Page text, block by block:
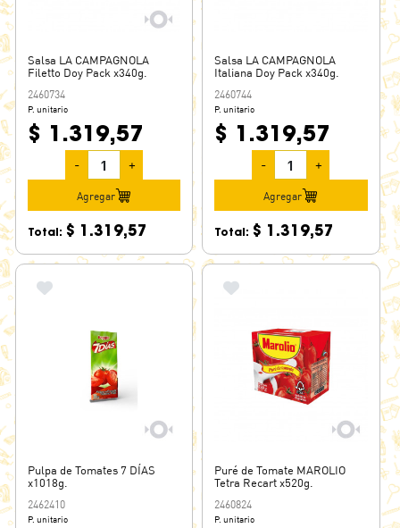
Salsa LA CAMPAGNOLA
Filetto Doy Pack x340g.
2460734
P. unitario
$ 1.319,57
- +
Agregar
Total: $ 1.319,57
Salsa LA CAMPAGNOLA
Italiana Doy Pack x340g.
2460744
P. unitario
$ 1.319,57
- +
Agregar
Total: $ 1.319,57
Pulpa de Tomates 7 DÍAS
x1018g.
2462410
P. unitario
Puré de Tomate MAROLIO
Tetra Recart x520g.
2460824
P. unitario